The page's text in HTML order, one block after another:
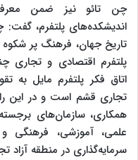
چن تائو نیز ضمن
اندیشکده‌های پلتفرم،
تاریخ جهان، فرهنگ پر
پلتفرم اقتصادی و تجاری
اتاق فکر پلتفرم مایل به
تجاری قشم است و در این
همکاری، سازمان‌های
علمی، آموزشی، فرهنگی
سرمایه‌گذاری در منطقه